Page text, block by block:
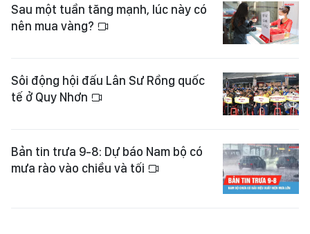
Sau một tuần tăng mạnh, lúc này có
nên mua vàng?
Sôi động hội đấu Lân Sư Rồng quốc
tế ở Quy Nhơn
Bản tin trưa 9-8: Dự báo Nam bộ có
mưa rào vào chiều và tối